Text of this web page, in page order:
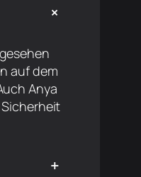
+
auf dem
Anya
+